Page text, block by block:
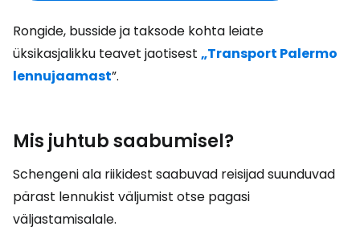
Rongide, busside ja taksode kohta leiate
üksikasjalikku teavet jaotisest „Transport Palermo
lennujaamast”.
Mis juhtub saabumisel?
Schengeni ala riikidest saabuvad reisijad suunduvad
pärast lennukist väljumist otse pagasi
väljastamisalale.